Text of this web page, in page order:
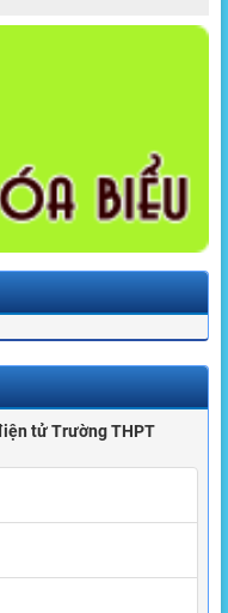
tử Trường THPT